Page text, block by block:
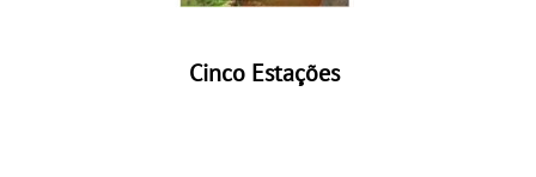
Cinco Estações